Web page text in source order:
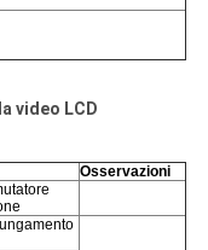
video LCD
Osservazioni